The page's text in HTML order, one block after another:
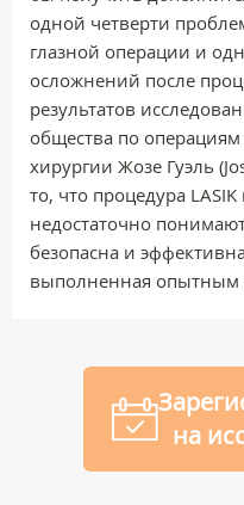
одной четверти
глазной операции и
осложнений после
результатов
общества по
хирургии Жозе Гуэль
то, что процедура
недостаточно
безопасна и
выполненная опытным
на